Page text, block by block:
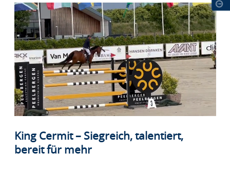
King Cermit – Siegreich, talentiert,
bereit für mehr